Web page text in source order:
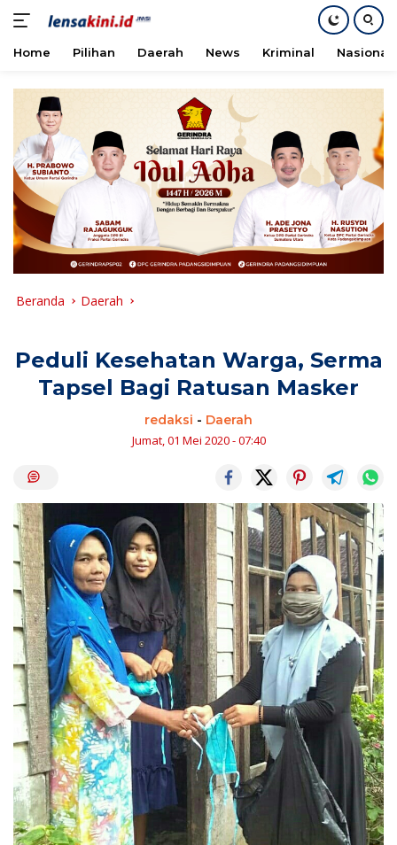
konten
Home Pilihan Daerah News Kriminal Nasional
Beranda Daerah
Peduli Kesehatan Warga, Serma
Tapsel Bagi Ratusan Masker
redaksi - Daerah
Jumat, 01 Mei 2020 - 07:40